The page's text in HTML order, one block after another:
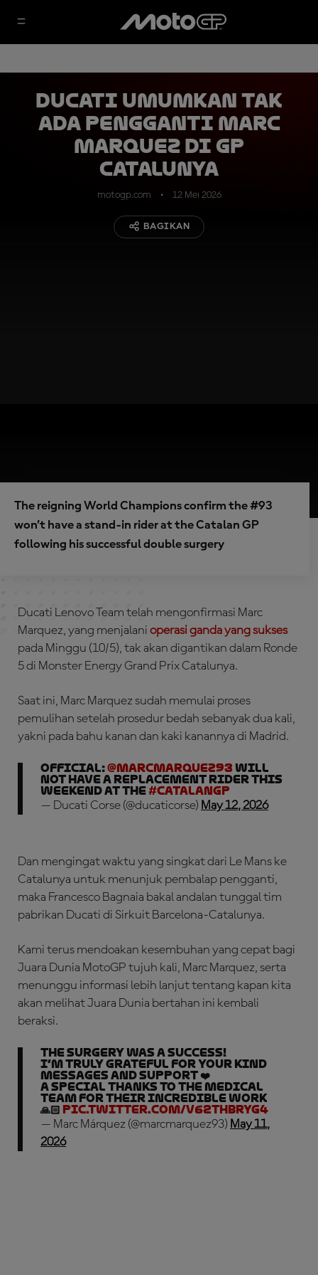
Ducati Umumkan Tak
Ada Pengganti Marc
Marquez di GP
Catalunya
motogp.com 12 Mei 2026
BAGIKAN
The reigning World Champions confirm the #93
won’t have a stand-in rider at the Catalan GP
following his successful double surgery
Ducati Lenovo Team telah mengonfirmasi Marc
Marquez, yang menjalani operasi ganda yang sukses
pada Minggu (10/5), tak akan digantikan dalam Ronde
5 di Monster Energy Grand Prix Catalunya.
Saat ini, Marc Marquez sudah memulai proses
pemulihan setelah prosedur bedah sebanyak dua kali,
yakni pada bahu kanan dan kaki kanannya di Madrid.
OFFICIAL:@marcmarquez93 will
not have a replacement rider this
weekend at the#CatalanGP
— Ducati Corse (@ducaticorse) May 12, 2026
Dan mengingat waktu yang singkat dari Le Mans ke
Catalunya untuk menunjuk pembalap pengganti,
maka ​​Francesco Bagnaia bakal andalan tunggal tim
pabrikan Ducati di Sirkuit Barcelona-Catalunya.
Kami terus mendoakan kesembuhan yang cepat bagi
Juara Dunia MotoGP tujuh kali, Marc Marquez, serta
menunggu informasi lebih lanjut tentang kapan kita
akan melihat Juara Dunia bertahan ini kembali
beraksi.
The surgery was a success!
I’m truly grateful for your kind
messages and support ❤️
A special thanks to the medical
team for their incredible work
🙏🏻 pic.twitter.com/V62THbRyg4
— Marc Márquez (@marcmarquez93) May 11,
2026